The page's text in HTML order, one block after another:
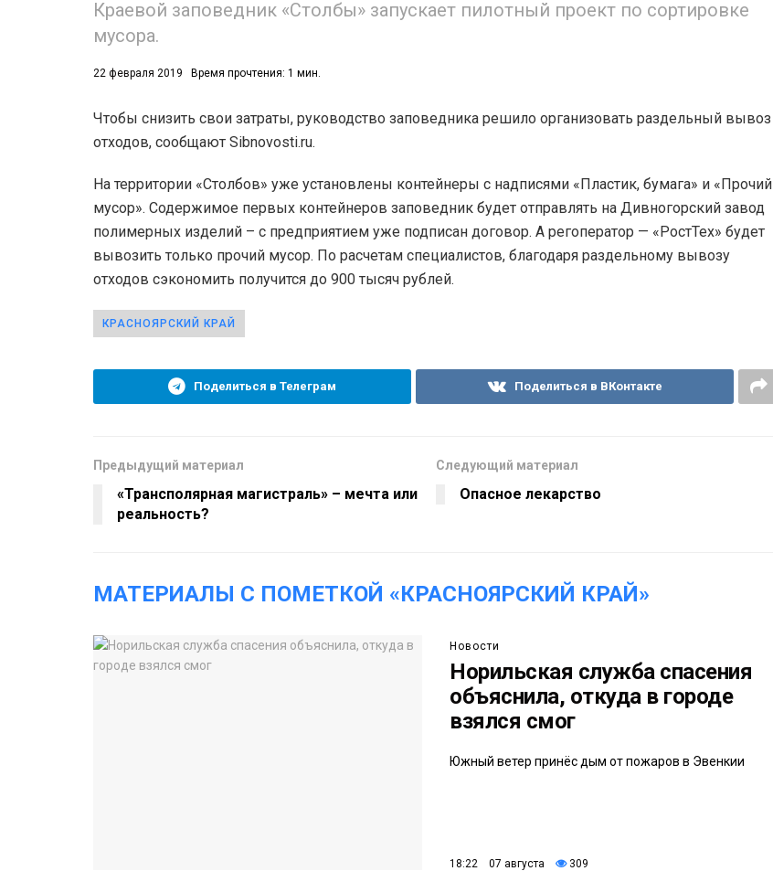
Краевой заповедник «Столбы» запускает пилотный проект по сортировке
мусора.
22 февраля 2019 Время прочтения: 1 мин.
Чтобы снизить свои затраты, руководство заповедника решило организовать раздельный вывоз
отходов, сообщают Sibnovosti.ru.
На территории «Столбов» уже установлены контейнеры с надписями «Пластик, бумага» и «Прочий
мусор». Содержимое первых контейнеров заповедник будет отправлять на Дивногорский завод
полимерных изделий – с предприятием уже подписан договор. А регоператор — «РостТех» будет
вывозить только прочий мусор. По расчетам специалистов, благодаря раздельному вывозу
отходов сэкономить получится до 900 тысяч рублей.
КРАСНОЯРСКИЙ КРАЙ
Поделиться в Телеграм Поделиться в ВКонтакте
Предыдущий материал
«Трансполярная магистраль» – мечта или
реальность?
Следующий материал
Опасное лекарство
МАТЕРИАЛЫ С ПОМЕТКОЙ «КРАСНОЯРСКИЙ КРАЙ»
Новости
Норильская служба спасения
объяснила, откуда в городе
взялся смог
Южный ветер принёс дым от пожаров в Эвенкии
18:22 07 августа 309